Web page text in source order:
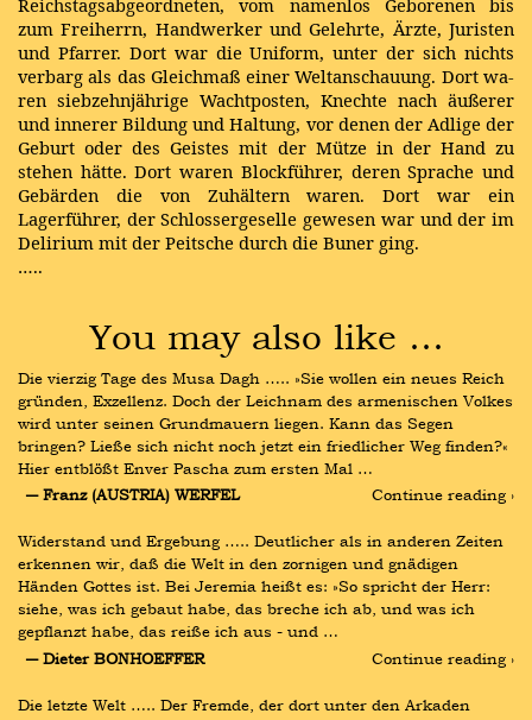
Reichstags­abge­ordneten, vom namen­los Geborenen bis
zum Freiherrn, Handwer­ker und Gelehrte, Ärzte, Juristen
und Pfarrer. Dort war die Uniform, unter der sich nichts
verbarg als das Gleichmaß einer Weltanschauung. Dort wa­
ren siebzehnjährige Wachtposten, Knechte nach äußerer
und innerer Bildung und Haltung, vor denen der Adlige der
Geburt oder des Geistes mit der Mütze in der Hand zu
stehen hätte. Dort waren Blockfüh­rer, deren Sprache und
Gebärden die von Zuhältern waren. Dort war ein
Lagerführer, der Schlossergeselle gewesen war und der im
Delirium mit der Peitsche durch die Bun­er ging.
…..
You may also like …
Die vierzig Tage des Musa Dagh ….. »Sie wollen ein neues Reich
gründen, Exzellenz. Doch der Leichnam des armenischen Volkes
wird unter seinen Grundmauern liegen. Kann das Segen
bringen? Ließe sich nicht noch jetzt ein friedlicher Weg finden?«
Hier entblößt Enver Pascha zum ersten Mal …
― Franz (AUSTRIA) WERFEL
Continue reading ›
Widerstand und Ergebung ….. Deutlicher als in anderen Zeiten
erkennen wir, daß die Welt in den zornigen und gnädigen
Händen Gottes ist. Bei Jeremia heißt es: »So spricht der Herr:
siehe, was ich gebaut habe, das breche ich ab, und was ich
gepflanzt habe, das reiße ich aus - und …
― Dieter BONHOEFFER
Continue reading ›
Die letzte Welt ….. Der Fremde, der dort unter den Arkaden